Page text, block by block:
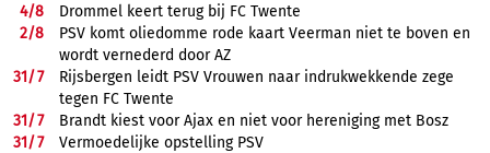
4/8
Drommel keert terug bij FC Twente
2/8
PSV komt oliedomme rode kaart Veerman niet te boven en
wordt vernederd door AZ
31/7
Rijsbergen leidt PSV Vrouwen naar indrukwekkende zege
tegen FC Twente
31/7
Brandt kiest voor Ajax en niet voor hereniging met Bosz
31/7
Vermoedelijke opstelling PSV